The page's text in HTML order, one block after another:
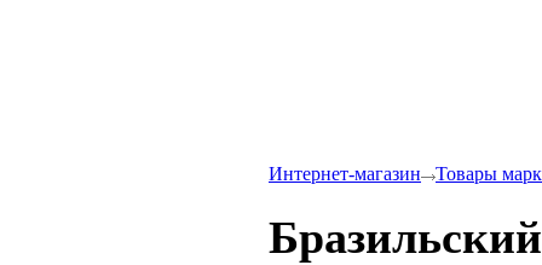
Интернет-магазин Товары